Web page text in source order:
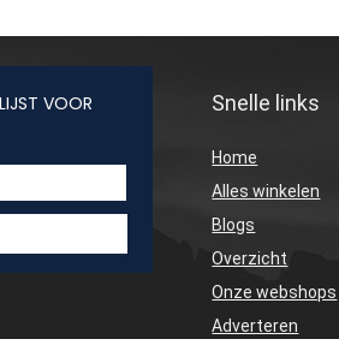
VOOR
Snelle links
Home
Alles winkelen
Blogs
Overzicht
Onze webshops
Adverteren